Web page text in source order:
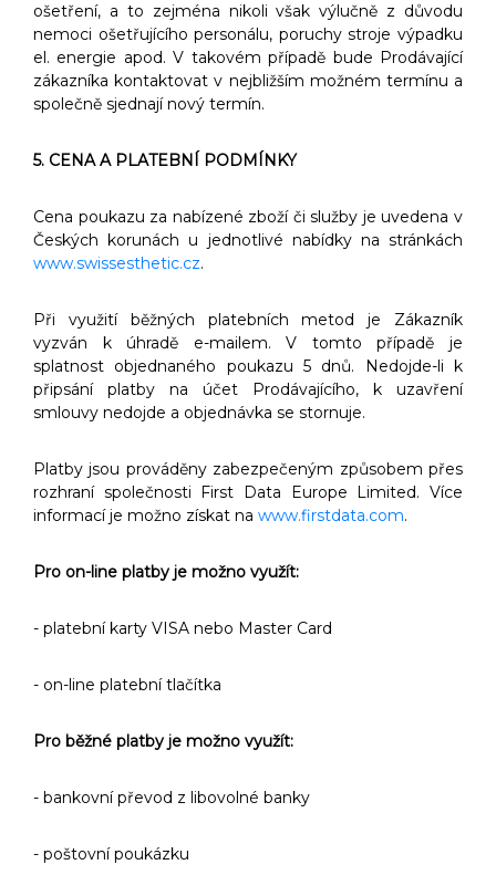
ošetření, a to zejména nikoli však výlučně z důvodu
nemoci ošetřujícího personálu, poruchy stroje výpadku
el. energie apod. V takovém případě bude Prodávající
zákazníka kontaktovat v nejbližším možném termínu a
společně sjednají nový termín.
5. CENA A PLATEBNÍ PODMÍNKY
Cena poukazu za nabízené zboží či služby je uvedena v
Českých korunách u jednotlivé nabídky na stránkách
www.swissesthetic.cz.
Při využití běžných platebních metod je Zákazník
vyzván k úhradě e-mailem. V tomto případě je
splatnost objednaného poukazu 5 dnů. Nedojde-li k
připsání platby na účet Prodávajícího, k uzavření
smlouvy nedojde a objednávka se stornuje.
Platby jsou prováděny zabezpečeným způsobem přes
rozhraní společnosti First Data Europe Limited. Více
informací je možno získat na www.firstdata.com.
Pro on-line platby je možno využít:
- platební karty VISA nebo Master Card
- on-line platební tlačítka
Pro běžné platby je možno využít:
- bankovní převod z libovolné banky
- poštovní poukázku